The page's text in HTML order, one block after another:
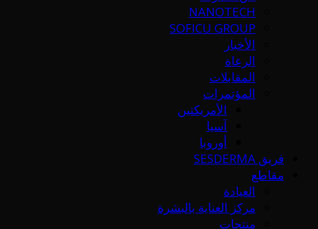
NANOTECH
SOFICU GROUP
الأخبار
الرعاة
المقابلات
المؤتمرات
الأمريكتين
آسيا
أوروبا
فريق SESDERMA
مقاطع
العيادة
مركز العناية بالبشرة
منتجات